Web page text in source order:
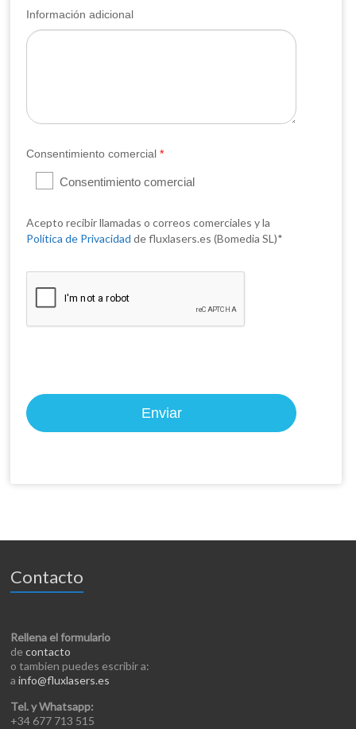
Información adicional
Consentimiento comercial *
Consentimiento comercial
Acepto recibir llamadas o correos comerciales y la
Política de Privacidad de fluxlasers.es (Bomedia SL)*
Enviar
Contacto
Rellena el formulario
decontacto
o tambien puedes escribir a:
ainfo@fluxlasers.es
Tel. y Whatsapp:
+34 677 713 515